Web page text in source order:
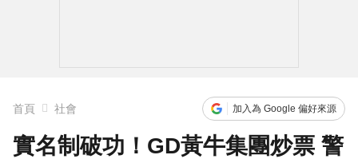
首頁 社會 加入為 Google 偏好來源
實名制破功！GD黃牛集團炒票 警